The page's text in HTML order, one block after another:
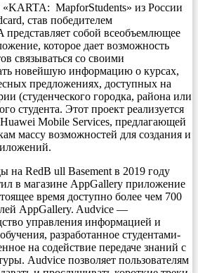
«KARTA: MapforStudents» из России
став победителем
собой всеобъемлющее
которое дает возможность
связываться со своими
новейшую информацию о курсах,
предложениях, доступных на
(студенческого городка, района или
студента. Этот проект реализуется
Mobile Services, предлагающей
массу возможностей для создания и
на RedB ull Basement в 2019 году
в магазине AppGallery приложение
время доступно более чем 700
AppGallery. Audvice —
управления информацией и
разработанное студентами-
на содействие передаче знаний с
Audvice позволяет пользователям